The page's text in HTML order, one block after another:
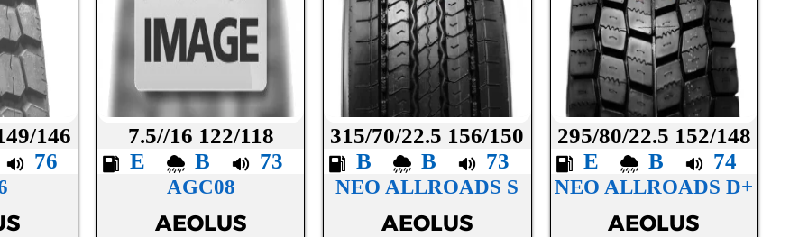
146
76
7.5//16 122/118
E
B 73
AGC08
AEOLUS
315/70/22.5 156/150
B
B 73
NEO ALLROADS S
AEOLUS
295/80/22.5 152/148
E
B 74
NEO ALLROADS D+
AEOLUS